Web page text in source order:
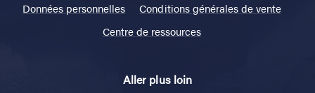
Données personnelles
Conditions générales de vente
Centre de ressources
Aller plus loin